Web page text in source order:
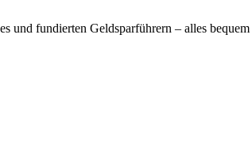
und fundierten Geldsparführern – alles